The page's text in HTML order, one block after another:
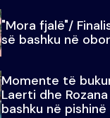
"Mora fjalë"/
së bashku në
Momente të
Laerti dhe
bashku në pishinë